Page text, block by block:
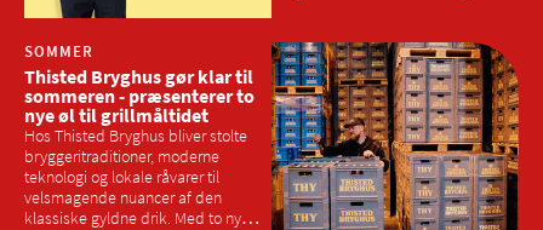
bedste
SOMMER
Thisted Bryghus gør klar til
sommeren - præsenterer to
nye øl til grillmåltidet
Hos Thisted Bryghus bliver stolte
bryggeritraditioner, moderne
teknologi og lokale råvarer til
velsmagende nuancer af den
klassiske gyldne drik. Med to nye